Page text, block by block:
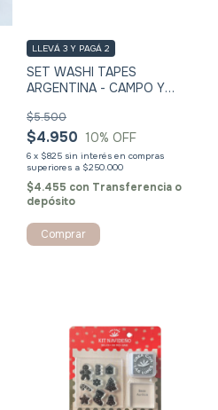
SET WASHI TAPES
ARGENTINA - CAMPO Y
$4.950
$5.500
10% OFF
6 x $825 sin interés
LLEVÁ 3 Y PAGÁ 2
$4.455 con Transferencia o
depósito